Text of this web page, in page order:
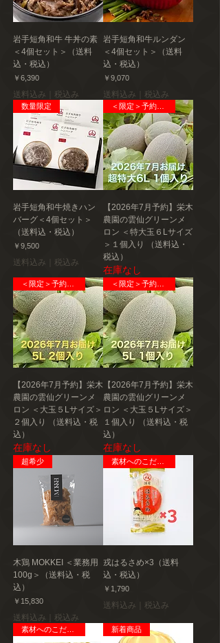
主要産地
製造者
Adam’s awesome PIE
岩手短角和牛 牛丼の素
＜4個セット＞（送料
込・税込）
価格
￥6,390
送料込み｜税込み
岩手短角和牛ルンダン
＜4個セット＞（送料
込・税込）
価格
￥9,070
送料込み｜税込み
数量限定
岩手短角和牛焼きハン
バーグ＜4個セット＞
（送料込・税込）
価格
￥9,500
送料込み｜税込み
【2026年7月予約】栄木
農園の雲仙グリーンメ
ロン ＜特大玉６Lサイズ
＞１個入り （送料込・
税込）
在庫なし
【2026年7月予約】栄木
農園の雲仙グリーンメ
ロン ＜大玉５Lサイズ＞
２個入り （送料込・税
込）
在庫なし
【2026年7月予約】栄木
農園の雲仙グリーンメ
ロン ＜大玉５Lサイズ＞
１個入り （送料込・税
込）
在庫なし
超希少
木鶏 MOKKEI ＜業務用
100g＞（送料込・税
込）
価格
￥15,830
送料込み｜税込み
戎はるさめ×3（送料
込・税込）
価格
￥1,790
送料込み｜税込み
新着商品